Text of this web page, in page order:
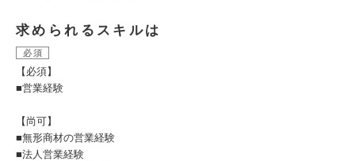
求められるスキルは
必須
【必須】
■営業経験
【尚可】
■無形商材の営業経験
■法人営業経験